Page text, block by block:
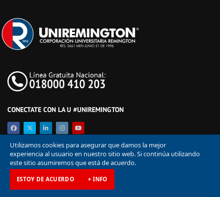
CONECTATE CON LA U #UNIREMINGTON
© Corporación Universitaria Remington 2026
Utilizamos cookies para asegurar que damos la mejor
experiencia al usuario en nuestro sitio web. Si continúa utilizando
este sitio asumiremos que está de acuerdo.
ESTOY DE ACUERDO + INFO